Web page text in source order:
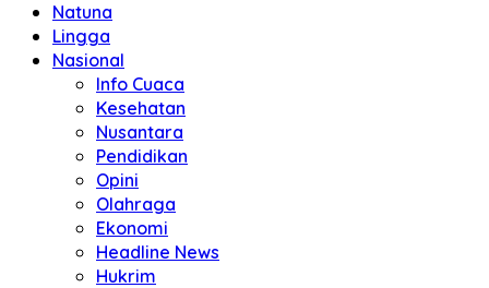
Natuna
Lingga
Nasional
Info Cuaca
Kesehatan
Nusantara
Pendidikan
Opini
Olahraga
Ekonomi
Headline News
Hukrim